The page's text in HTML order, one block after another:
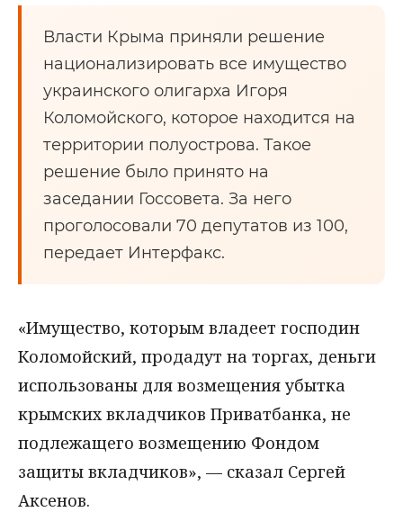
Власти Крыма приняли решение
национализировать все имущество
украинского олигарха Игоря
Коломойского, которое находится на
территории полуострова. Такое
решение было принято на
заседании Госсовета. За него
проголосовали 70 депутатов из 100,
передает Интерфакс.
«Имущество, которым владеет господин
Коломойский, продадут на торгах, деньги
использованы для возмещения убытка
крымских вкладчиков Приватбанка, не
подлежащего возмещению Фондом
защиты вкладчиков», — сказал Сергей
Аксенов.